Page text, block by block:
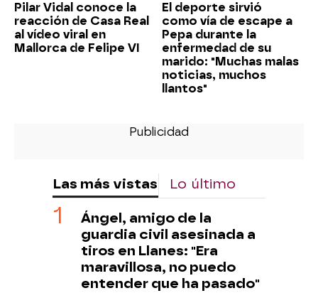
Pilar Vidal conoce la
reacción de Casa Real
al vídeo viral en
Mallorca de Felipe VI
El deporte sirvió
como vía de escape a
Pepa durante la
enfermedad de su
marido: "Muchas malas
noticias, muchos
llantos"
Las más vistas Lo último
Ángel, amigo de la
guardia civil asesinada a
tiros en Llanes: "Era
maravillosa, no puedo
entender que ha pasado"